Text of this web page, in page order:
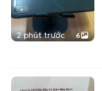
2 phút trước 6